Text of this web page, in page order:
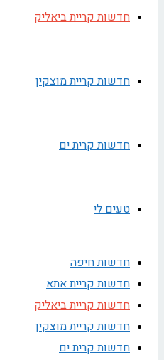
חדשות קריית ביאליק
חדשות קריית מוצקין
חדשות קרית ים
טעים לי
חדשות חיפה
חדשות קריית אתא
חדשות קריית ביאליק
חדשות קריית מוצקין
חדשות קרית ים